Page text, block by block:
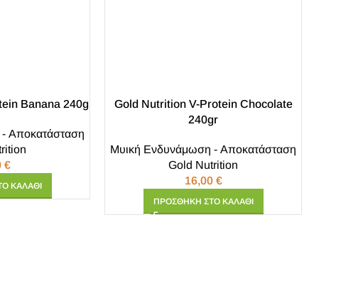
Banana 240g
Αποκατάσταση
€
ΚΑΛΆΘΙ
Gold Nutrition V-Protein Chocolate
240gr
Μυική Ενδυνάμωση - Αποκατάσταση
Gold Nutrition
16,00 €
ΠΡΟΣΘΉΚΗ ΣΤΟ ΚΑΛΆΘΙ